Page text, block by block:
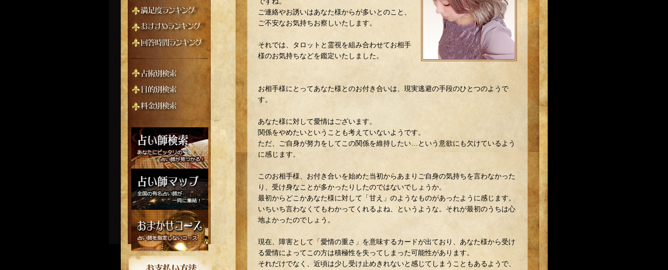
ご連絡やお誘いはあなた様からが多いとのこと、
ご不安なお気持ちお察しいたします。
それでは、タロットと霊視を組み合わせてお相手
様のお気持ちなどを鑑定いたしました。
お相手様にとってあなた様とのお付き合いは、現実逃避の手段のひとつのようで
す。
あなた様に対して愛情はございます。
関係をやめたいということも考えていないようです。
ただ、ご自身が努力をしてこの関係を維持したい…という意欲にも欠けているよう
に感じます。
このお相手様、お付き合いを始めた当初からあまりご自身の気持ちを言わなかった
り、受け身なことが多かったりしたのではないでしょうか。
最初からどこかあなた様に対して「甘え」のようなものがあったように感じます。
いちいち言わなくてもわかってくれるよね、というような。それが最初のうちは心
地よかったのでしょう。
現在、障害として「愛情の重さ」を意味するカードが出ており、あなた様から受け
る愛情によってこの方は積極性を失ってしまった可能性があります。
それだけでなく、近頃は少し受け止めきれないと感じてしまうこともあるようで、